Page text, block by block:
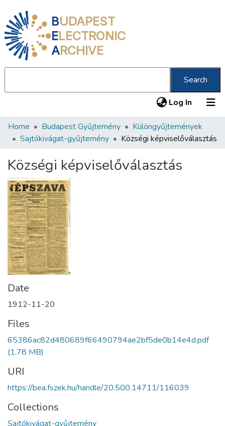
BUDAPEST
ELECTRONIC
ARCHIVE
Search
Log In (current)
Communities & Collections
Statistics
About us
Home Budapest Gyűjtemény
Különgyűjtemények
Sajtókivágat-gyűjtemény
Községi képviselőválasztás
Községi képviselőválasztás
Date
1912-11-20
Files
65386ac82d480689f66490794ae2bf5de0b14e4d.pdf
(1.78 MB)
URI
https://bea.fszek.hu/handle/20.500.14711/116039
Collections
Sajtókivágat-gyűjtemény